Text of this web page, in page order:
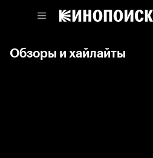
Обзоры и хайлайты